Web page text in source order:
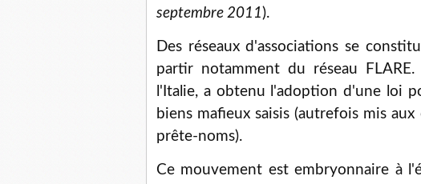
septembre 2011).
Des réseaux d'associations se
partir notamment du réseau
l'Italie, a obtenu l'adoption d'une loi
biens mafieux saisis (autrefois mis
prête-noms).
Ce mouvement est embryonnaire à